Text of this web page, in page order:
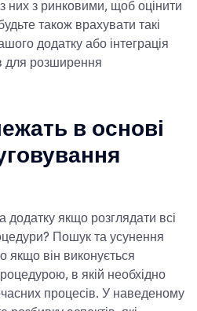
них з ринковими, щоб оцінити
також врахувати такі
додатку або інтеграція
для розширення
в основі
додатку якщо розглядати всі
Пошук та усунення
якщо він виконується
в якій необхідно
процесів. У наведеному